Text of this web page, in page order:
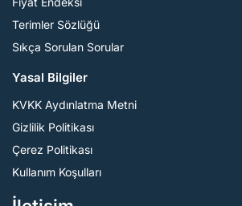
Terimler Sözlüğü
Sıkça Sorulan Sorular
Yasal Bilgiler
KVKK Aydınlatma Metni
Gizlilik Politikası
Çerez Politikası
Kullanım Koşulları